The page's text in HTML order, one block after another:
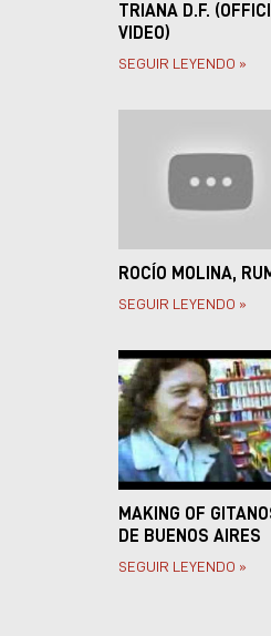
TRIANA D.F.
VIDEO)
SEGUIR LEYENDO »
ROCÍO MOLINA,
SEGUIR LEYENDO »
MAKING OF
DE BUENOS AIRES
SEGUIR LEYENDO »